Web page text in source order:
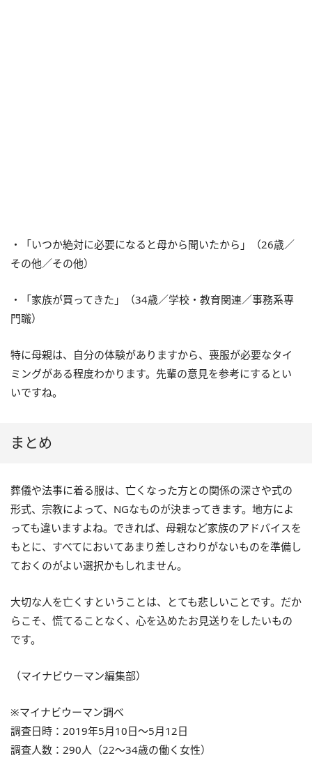
・「いつか絶対に必要になると母から聞いたから」（26歳／
その他／その他）
・「家族が買ってきた」（34歳／学校・教育関連／事務系専
門職）
特に母親は、自分の体験がありますから、喪服が必要なタイ
ミングがある程度わかります。先輩の意見を参考にするとい
いですね。
まとめ
葬儀や法事に着る服は、亡くなった方との関係の深さや式の
形式、宗教によって、NGなものが決まってきます。地方によ
っても違いますよね。できれば、母親など家族のアドバイスを
もとに、すべてにおいてあまり差しさわりがないものを準備し
ておくのがよい選択かもしれません。
大切な人を亡くすということは、とても悲しいことです。だか
らこそ、慌てることなく、心を込めたお見送りをしたいもの
です。
（マイナビウーマン編集部）
※マイナビウーマン調べ
調査日時：2019年5月10日～5月12日
調査人数：290人（22～34歳の働く女性）